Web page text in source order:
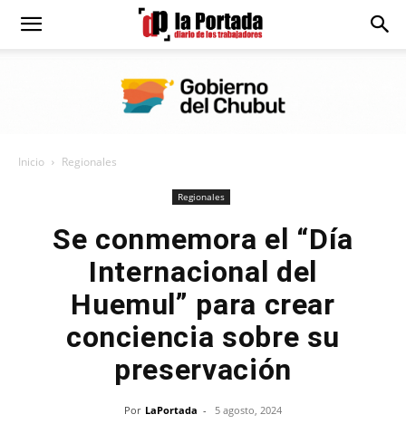
Diario
Inicio Regionales
Regionales
Se conmemora el “Día
Internacional del
Huemul” para crear
conciencia sobre su
preservación
Por LaPortada - 5 agosto, 2024